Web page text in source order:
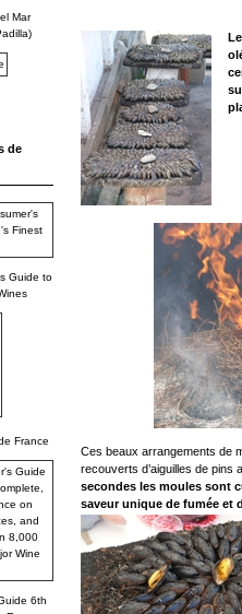
Mar
de
Guide to
France
6th
Ces beaux arrangements de
recouverts d’aiguilles de pins
secondes les moules sont
saveur unique de fumée et